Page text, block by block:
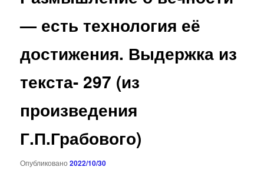
— есть технология её
достижения. Выдержка из
текста- 297 (из
произведения
Г.П.Грабового)
Опубликовано2022/10/30